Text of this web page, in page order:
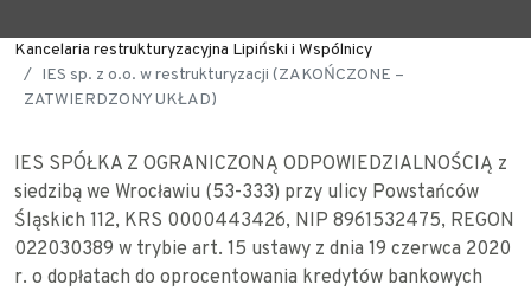
Kancelaria restrukturyzacyjna Lipiński i Wspólnicy
IES sp. z o.o. w restrukturyzacji (ZAKOŃCZONE –
ZATWIERDZONY UKŁAD)
IES SPÓŁKA Z OGRANICZONĄ ODPOWIEDZIALNOŚCIĄ z
siedzibą we Wrocławiu (53-333) przy ulicy Powstańców
Śląskich 112, KRS 0000443426, NIP 8961532475, REGON
022030389 w trybie art. 15 ustawy z dnia 19 czerwca 2020
r. o dopłatach do oprocentowania kredytów bankowych